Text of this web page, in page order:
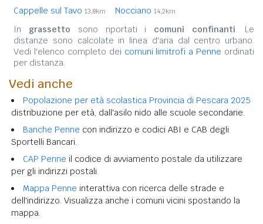
Cappelle sul Tavo 13,8km Nocciano 14,2km
In grassetto sono riportati i comuni confinanti. Le
distanze sono calcolate in linea d'aria dal centro urbano.
Vedi l'elenco completo dei comuni limitrofi a Penne ordinati
per distanza.
Vedi anche
Popolazione per età scolastica Provincia di Pescara 2025
distribuzione per età, dall'asilo nido alle scuole secondarie.
Banche Penne con indirizzo e codici ABI e CAB degli
Sportelli Bancari.
CAP Penne il codice di avviamento postale da utilizzare
per gli indirizzi postali.
Mappa Penne interattiva con ricerca delle strade e
dell'indirizzo. Visualizza anche i comuni vicini spostando la
mappa.